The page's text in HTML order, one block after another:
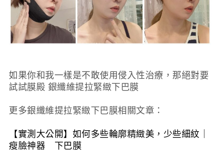
如果你和我一樣是不敢使用侵入性治療，那絕對要
試試膜殿 銀纖維提拉緊緻下巴膜
更多銀纖維提拉緊緻下巴膜相關文章：
【實測大公開】如何多些輪廓精緻美，少些細紋｜
瘦臉神器 下巴膜